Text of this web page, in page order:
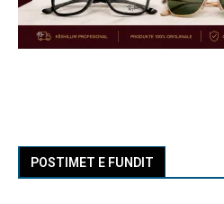
POSTIMET E FUNDIT